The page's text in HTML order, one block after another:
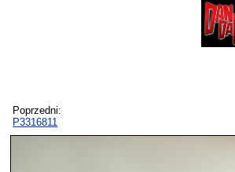
Poprzedni:
P3316811